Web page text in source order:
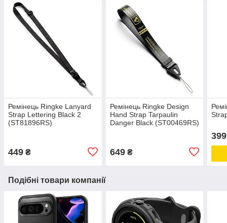
Ремінець Ringke Lanyard
Strap Lettering Black 2
(ST81896RS)
449 ₴
Ремінець Ringke Design
Hand Strap Tarpaulin
Danger Black (ST00469RS)
649₴
399
Подібні товари компанії